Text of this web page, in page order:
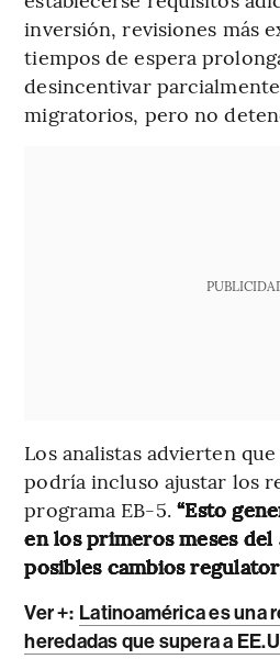
inversión, revisiones más
tiempos de espera
desincentivar
migratorios, pero no
Los analistas advierten
podría incluso ajustar los
programa EB-5.“Esto
en los primeros meses del
posibles cambios
Ver +: Latinoamérica es una
heredadas que supera a